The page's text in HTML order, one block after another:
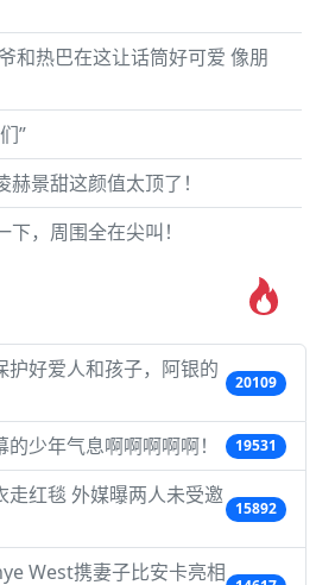
和热巴在这让话筒好可爱 像朋
”
景甜这颜值太顶了！
，周围全在尖叫！
护好爱人和孩子，阿银的
20109
少年气息啊啊啊啊啊！ 19531
走红毯 外媒曝两人未受邀
15892
West携妻子比安卡亮相